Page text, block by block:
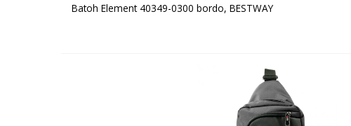
Batoh Element 40349-0300 bordo, BESTWAY